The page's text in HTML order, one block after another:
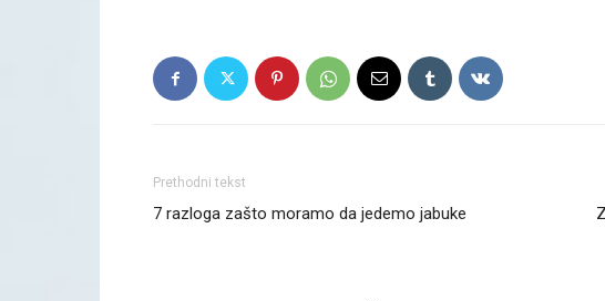
Prethodni tekst
7 razloga zašto moramo da jedemo jabuke